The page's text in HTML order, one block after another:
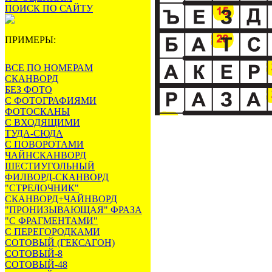
ПОИСК ПО САЙТУ
ПРИМЕРЫ:
ВСЕ ПО НОМЕРАМ
СКАНВОРД
БЕЗ ФОТО
С ФОТОГРАФИЯМИ
ФОТОСКАНЫ
С ВХОДЯЩИМИ
ТУДА-СЮДА
С ПОВОРОТАМИ
ЧАЙНСКАНВОРД
ШЕСТИУГОЛЬНЫЙ
ФИЛВОРД-СКАНВОРД
"СТРЕЛОЧНИК"
СКАНВОРД+ЧАЙНВОРД
"ПРОНИЗЫВАЮЩАЯ" ФРАЗА
"С ФРАГМЕНТАМИ"
С ПЕРЕГОРОДКАМИ
СОТОВЫЙ (ГЕКСАГОН)
СОТОВЫЙ-8
СОТОВЫЙ-48